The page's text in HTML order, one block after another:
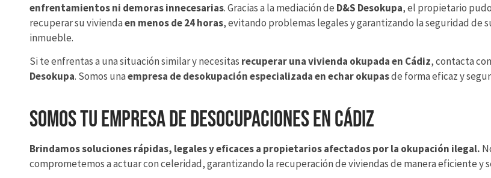
enfrentamientos ni demoras innecesarias. Gracias a la mediación de D&S Desokupa, el propietario pudo
recuperar su viviendaen menos de 24 horas, evitando problemas legales y garantizando la seguridad de
inmueble.
Si te enfrentas a una situación similar y necesitas recuperar una vivienda okupada en Cádiz, contacta con
Desokupa. Somos unaempresa de desokupación especializada en echar okupasde forma eficaz y
Somos tu Empresa de desocupaciones en Cádiz
Brindamos soluciones rápidas, legales y eficaces a propietarios afectados por la okupación ilegal.
comprometemos a actuar con celeridad, garantizando la recuperación de viviendas de manera eficiente y